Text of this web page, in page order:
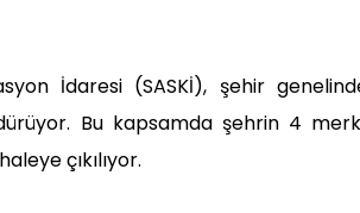
İdaresi (SASKİ), şehir
Bu kapsamda şehrin 4
çıkılıyor.